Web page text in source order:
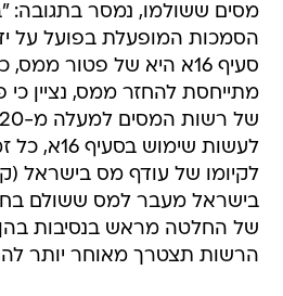
מסים ששולמו, נמסר בתגובה:
הסמכות המופעלת בפועל על
סעיף 16א היא של פטור
מתייחסת להחזר ממס, נציין
לעשות
לקיומו של עודף מס בישראל
בישראל מעבר למס ששולם
של החלטה מראש בנסיבות
הרשות תצטרך מאוחר יותר